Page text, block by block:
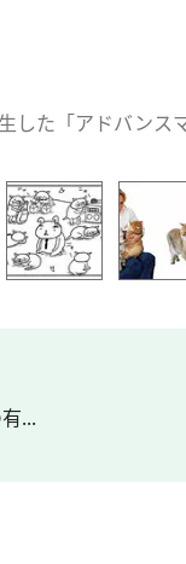
た「アドバンス
...